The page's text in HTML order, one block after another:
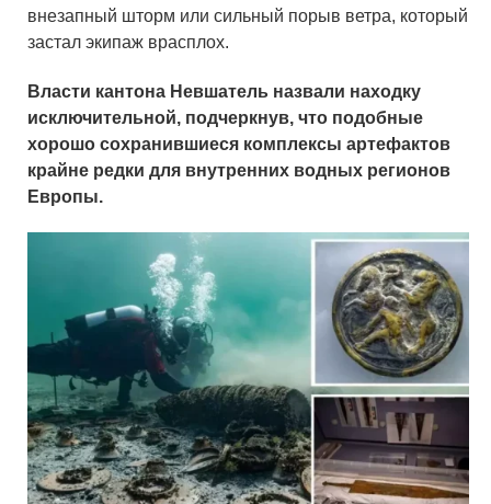
внезапный шторм или сильный порыв ветра, который
застал экипаж врасплох.
Власти кантона Невшатель назвали находку
исключительной, подчеркнув, что подобные
хорошо сохранившиеся комплексы артефактов
крайне редки для внутренних водных регионов
Европы.